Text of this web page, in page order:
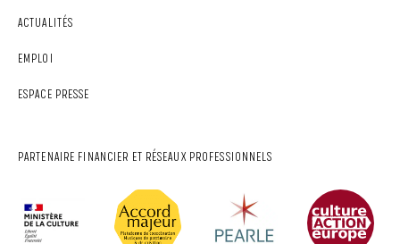
ACTUALITÉS
EMPLOI
ESPACE PRESSE
PARTENAIRE FINANCIER ET RÉSEAUX PROFESSIONNELS